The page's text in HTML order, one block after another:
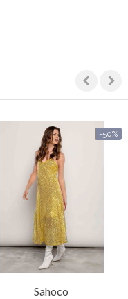
-50%
Sahoco